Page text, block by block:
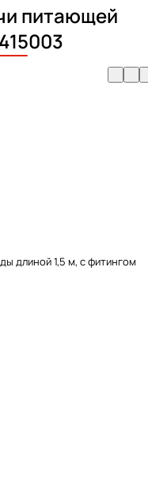
питающей
003
длиной 1,5 м, с фитингом